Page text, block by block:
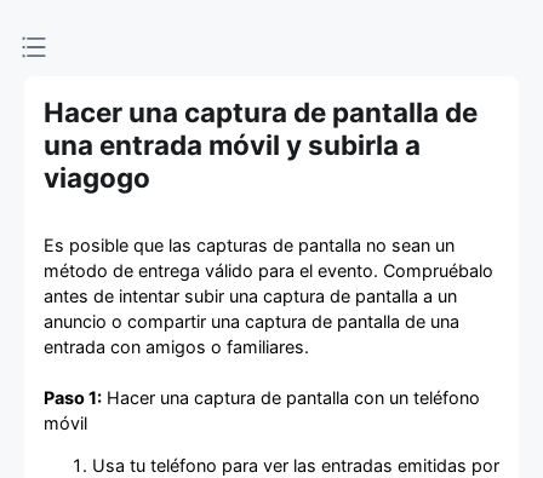
Hacer una captura de pantalla de
una entrada móvil y subirla a
viagogo
Es posible que las capturas de pantalla no sean un
método de entrega válido para el evento. Compruébalo
antes de intentar subir una captura de pantalla a un
anuncio o compartir una captura de pantalla de una
entrada con amigos o familiares.
Paso 1: Hacer una captura de pantalla con un teléfono
móvil
Usa tu teléfono para ver las entradas emitidas por